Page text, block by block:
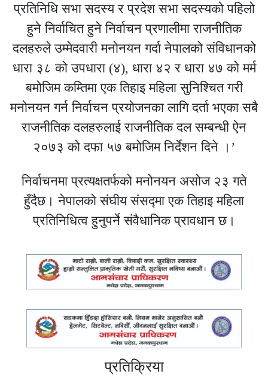
प्रतिनिधि सभा सदस्य र प्रदेश सभा सदस्यको पहिलो
हुने निर्वाचित हुने निर्वाचन प्रणालीमा राजनीतिक
दलहरुले उम्मेदवारी मनोनयन गर्दा नेपालको संविधानको
धारा ३८ को उपधारा (४), धारा ४२ र धारा ४७ को मर्म
बमोजिम कम्तिमा एक तिहाइ महिला सुनिश्चित गरी
मनोनयन गर्न निर्वाचन प्रयोजनका लागि दर्ता भएका सबै
राजनीतिक दलहरुलाई राजनीतिक दल सम्बन्धी ऐन
२०७३ को दफा ५७ बमोजिम निर्देशन दिने ।’
निर्वाचनमा प्रत्यक्षतर्फको मनोनयन असोज २३ गते
हुँदैछ। नेपालको संघीय संसद्मा एक तिहाइ महिला
प्रतिनिधित्व हुनुपर्ने संवैधानिक प्रावधान छ।
प्रतिक्रिया